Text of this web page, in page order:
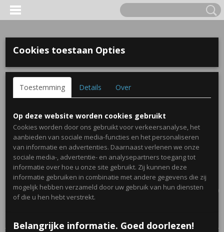
Inloggen Registreren
UW WINKELWAGEN
Geen producten
(0)
Cookies toestaan Opties
Toestemming Details Over
Op deze website worden cookies gebruikt
Cookies worden door ons gebruikt voor verkeersanalyse, het
aanbieden van sociale media-functies en het personaliseren
van informatie en advertenties. Daarnaast verlenen we onze
sociale media-, advertentie- en analysepartners toegang tot
informatie over hoe u onze site gebruikt. Zij kunnen deze
informatie gebruiken in combinatie met andere gegevens die zij
mogelijk hebben verzameld door uw gebruik van hun diensten
of die u hen hebt verstrekt.
Belangrijke informatie. Goed doorlezen!